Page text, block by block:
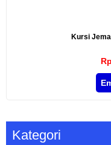
Kursi
Kategori